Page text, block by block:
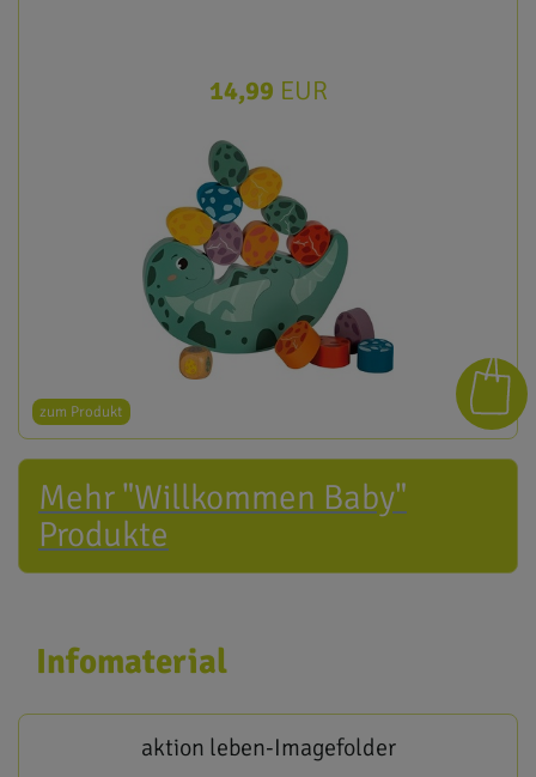
14,99 EUR
zum Produkt
Mehr "Willkommen Baby"
Produkte
Infomaterial
aktion leben-Imagefolder